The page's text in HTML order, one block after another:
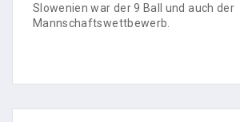
Slowenien war der 9 Ball und auch der
Mannschaftswettbewerb.